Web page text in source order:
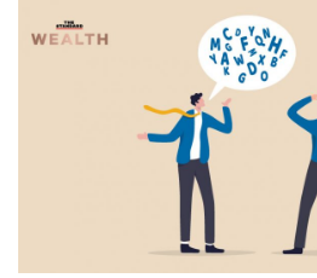
ความเชื่อที่เราถูกเลี้ยงดูมาด้วย แ
แยกขาดออกจากอารมณ์ที่เกิดขึ้นจ
นั้น การ ‘ตีความ’ ที่เกิดขึ้น จึงอาจเ
ตีความแล้วทำให้หายเคือง หายเศร้
อาจจะตีความแล้วทำให้เกิดความโก
ในแบบที่ ‘ซับซ้อน’ ข้ึนก็ได้อีกเหมือ
สุดท้ายก็อาจแปรออกมาเป็นพฤติก